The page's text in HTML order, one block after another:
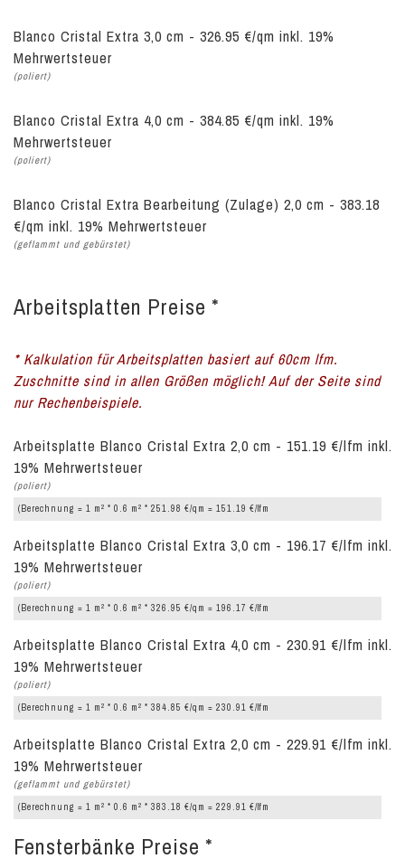
Blanco Cristal Extra 3,0 cm - 326.95 €/qm inkl. 19%
Mehrwertsteuer
(poliert)
Blanco Cristal Extra 4,0 cm - 384.85 €/qm inkl. 19%
Mehrwertsteuer
(poliert)
Blanco Cristal Extra Bearbeitung (Zulage) 2,0 cm - 383.18
€/qm inkl. 19% Mehrwertsteuer
(geflammt und gebürstet)
Arbeitsplatten Preise *
* Kalkulation für Arbeitsplatten basiert auf 60cm lfm.
Zuschnitte sind in allen Größen möglich! Auf der Seite sind
nur Rechenbeispiele.
Arbeitsplatte Blanco Cristal Extra 2,0 cm - 151.19 €/lfm inkl.
19% Mehrwertsteuer
(poliert)
(Berechnung = 1 m 2 * 0.6 m 2 * 251.98 €/qm = 151.19 €/lfm
Arbeitsplatte Blanco Cristal Extra 3,0 cm - 196.17 €/lfm inkl.
19% Mehrwertsteuer
(poliert)
(Berechnung = 1 m 2 * 0.6 m 2 * 326.95 €/qm = 196.17 €/lfm
Arbeitsplatte Blanco Cristal Extra 4,0 cm - 230.91 €/lfm inkl.
19% Mehrwertsteuer
(poliert)
(Berechnung = 1 m 2 * 0.6 m 2 * 384.85 €/qm = 230.91 €/lfm
Arbeitsplatte Blanco Cristal Extra 2,0 cm - 229.91 €/lfm inkl.
19% Mehrwertsteuer
(geflammt und gebürstet)
(Berechnung = 1 m 2 * 0.6 m 2 * 383.18 €/qm = 229.91 €/lfm
Fensterbänke Preise *